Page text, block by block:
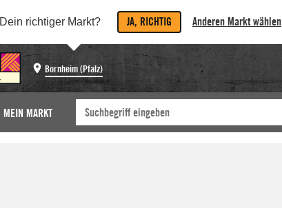
Dein richtiger Markt? JA, RICHTIG Anderen Markt wählen
Bornheim (Pfalz)
MEIN MARKT